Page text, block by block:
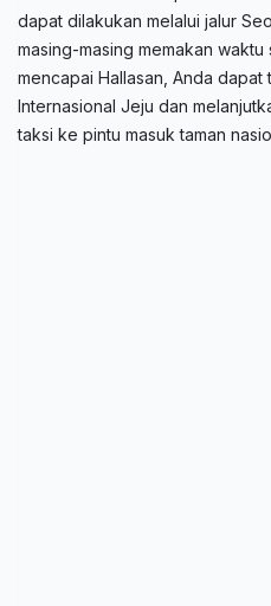
dapat dilakukan melalui jalur
masing-masing memakan
mencapai Hallasan, Anda
Internasional Jeju dan
taksi ke pintu masuk taman